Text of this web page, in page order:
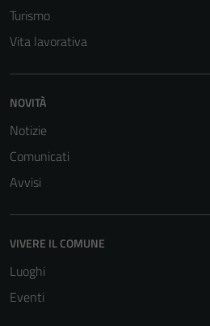
Turismo
Vita lavorativa
NOVITÀ
Notizie
Comunicati
Avvisi
VIVERE IL COMUNE
Luoghi
Eventi